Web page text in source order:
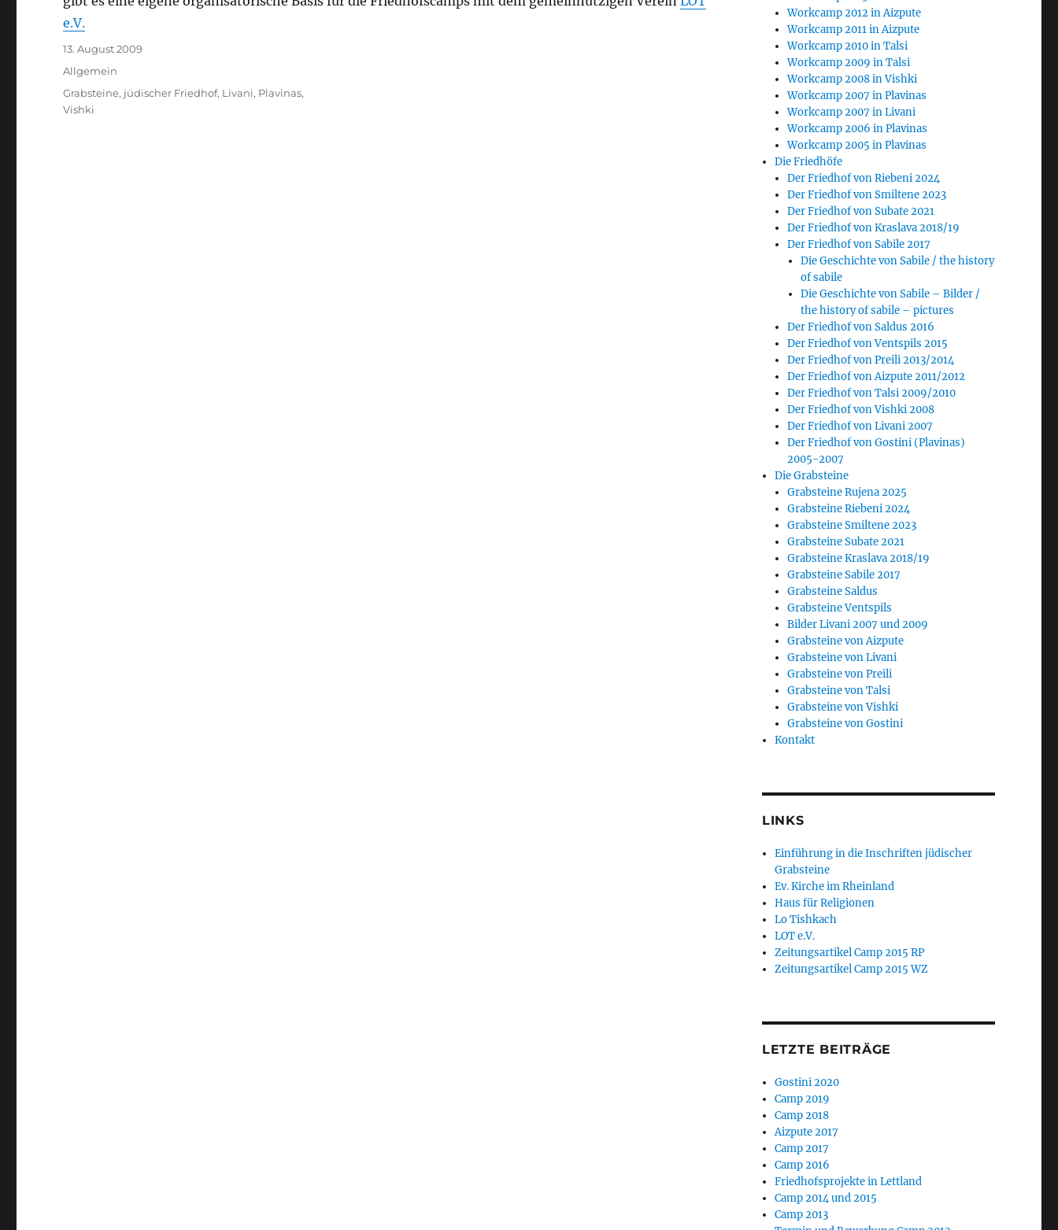
e.V.
Veröffentlicht
am
13. August 2009
Kategorien
Allgemein
Schlagwörter
Grabsteine, jüdischer Friedhof, Livani, Plavinas,
Vishki
Workcamp 2012 in Aizpute
Workcamp 2011 in Aizpute
Workcamp 2010 in Talsi
Workcamp 2009 in Talsi
Workcamp 2008 in Vishki
Workcamp 2007 in Plavinas
Workcamp 2007 in Livani
Workcamp 2006 in Plavinas
Workcamp 2005 in Plavinas
Die Friedhöfe
Der Friedhof von Riebeni 2024
Der Friedhof von Smiltene 2023
Der Friedhof von Subate 2021
Der Friedhof von Kraslava 2018/19
Der Friedhof von Sabile 2017
Die Geschichte von Sabile / the history
of sabile
Die Geschichte von Sabile – Bilder /
the history of sabile – pictures
Der Friedhof von Saldus 2016
Der Friedhof von Ventspils 2015
Der Friedhof von Preili 2013/2014
Der Friedhof von Aizpute 2011/2012
Der Friedhof von Talsi 2009/2010
Der Friedhof von Vishki 2008
Der Friedhof von Livani 2007
Der Friedhof von Gostini (Plavinas)
2005-2007
Die Grabsteine
Grabsteine Rujena 2025
Grabsteine Riebeni 2024
Grabsteine Smiltene 2023
Grabsteine Subate 2021
Grabsteine Kraslava 2018/19
Grabsteine Sabile 2017
Grabsteine Saldus
Grabsteine Ventspils
Bilder Livani 2007 und 2009
Grabsteine von Aizpute
Grabsteine von Livani
Grabsteine von Preili
Grabsteine von Talsi
Grabsteine von Vishki
Grabsteine von Gostini
Kontakt
LINKS
Einführung in die Inschriften jüdischer
Grabsteine
Ev. Kirche im Rheinland
Haus für Religionen
Lo Tishkach
LOT e.V.
Zeitungsartikel Camp 2015 RP
Zeitungsartikel Camp 2015 WZ
LETZTE BEITRÄGE
Gostini 2020
Camp 2019
Camp 2018
Aizpute 2017
Camp 2017
Camp 2016
Friedhofsprojekte in Lettland
Camp 2014 und 2015
Camp 2013